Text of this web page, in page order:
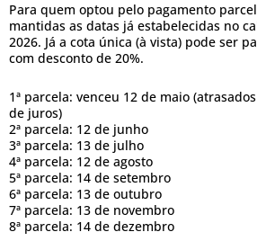
Para quem optou pelo pagamento
mantidas as datas já estabelecidas no
2026. Já a cota única (à vista) pode ser
com desconto de 20%.
1ª parcela: venceu 12 de maio
de juros)
2ª parcela: 12 de junho
3ª parcela: 13 de julho
4ª parcela: 12 de agosto
5ª parcela: 14 de setembro
6ª parcela: 13 de outubro
7ª parcela: 13 de novembro
8ª parcela: 14 de dezembro